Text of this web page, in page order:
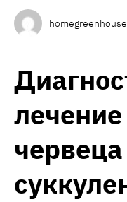
homegreenhouse